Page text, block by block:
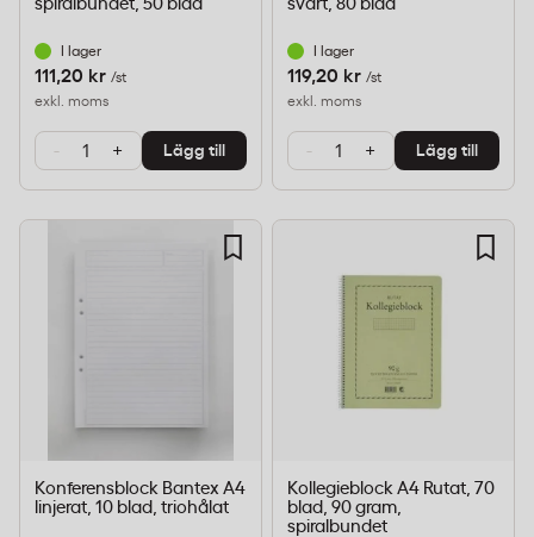
spiralbundet, 50 blad
I lager
111,20 kr /st
exkl. moms
- + Lägg till
svart, 80 blad
I lager
119,20 kr /st
exkl. moms
- + Lägg till
Konferensblock Bantex A4
linjerat, 10 blad, triohålat
Kollegieblock A4 Rutat, 70
blad, 90 gram,
spiralbundet